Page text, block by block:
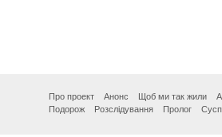
Про проект Анонс Щоб ми так жили
Подорож
Розслідування Пролог